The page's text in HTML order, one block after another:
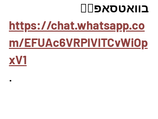
בוואטסאפ👇🏽
https://chat.whatsapp.co
m/EFUAc6VRPlVITCvWiOp
xV1
.